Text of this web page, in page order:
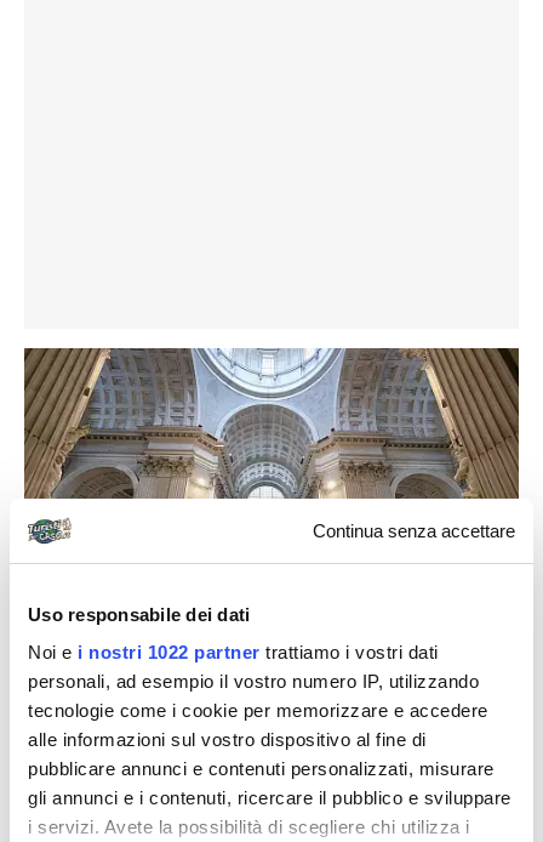
Continua senza accettare
Uso responsabile dei dati
Noi e i nostri 1022 partner trattiamo i vostri dati
personali, ad esempio il vostro numero IP, utilizzando
tecnologie come i cookie per memorizzare e accedere
alle informazioni sul vostro dispositivo al fine di
pubblicare annunci e contenuti personalizzati, misurare
gli annunci e i contenuti, ricercare il pubblico e sviluppare
i servizi. Avete la possibilità di scegliere chi utilizza i
Un elemento fondamentale per la
storia di Genova
La Basilica di Santa Maria Assunta in Carignano, a